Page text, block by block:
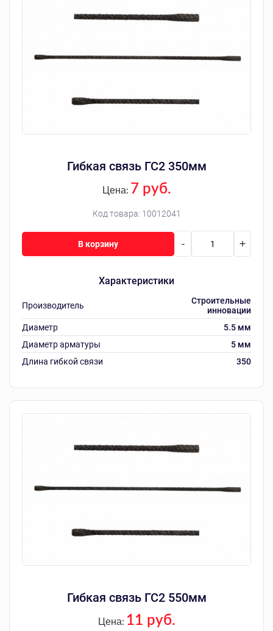
Гибкая связь ГС2 350мм
Код товара: 10012041
Цена: 7 руб.
Характеристики
Производитель
Строительные
инновации
Диаметр
5.5 мм
Диаметр арматуры
5 мм
Длина гибкой связи
350
- +
В корзину
Гибкая связь ГС2 550мм
Цена: 11 руб.